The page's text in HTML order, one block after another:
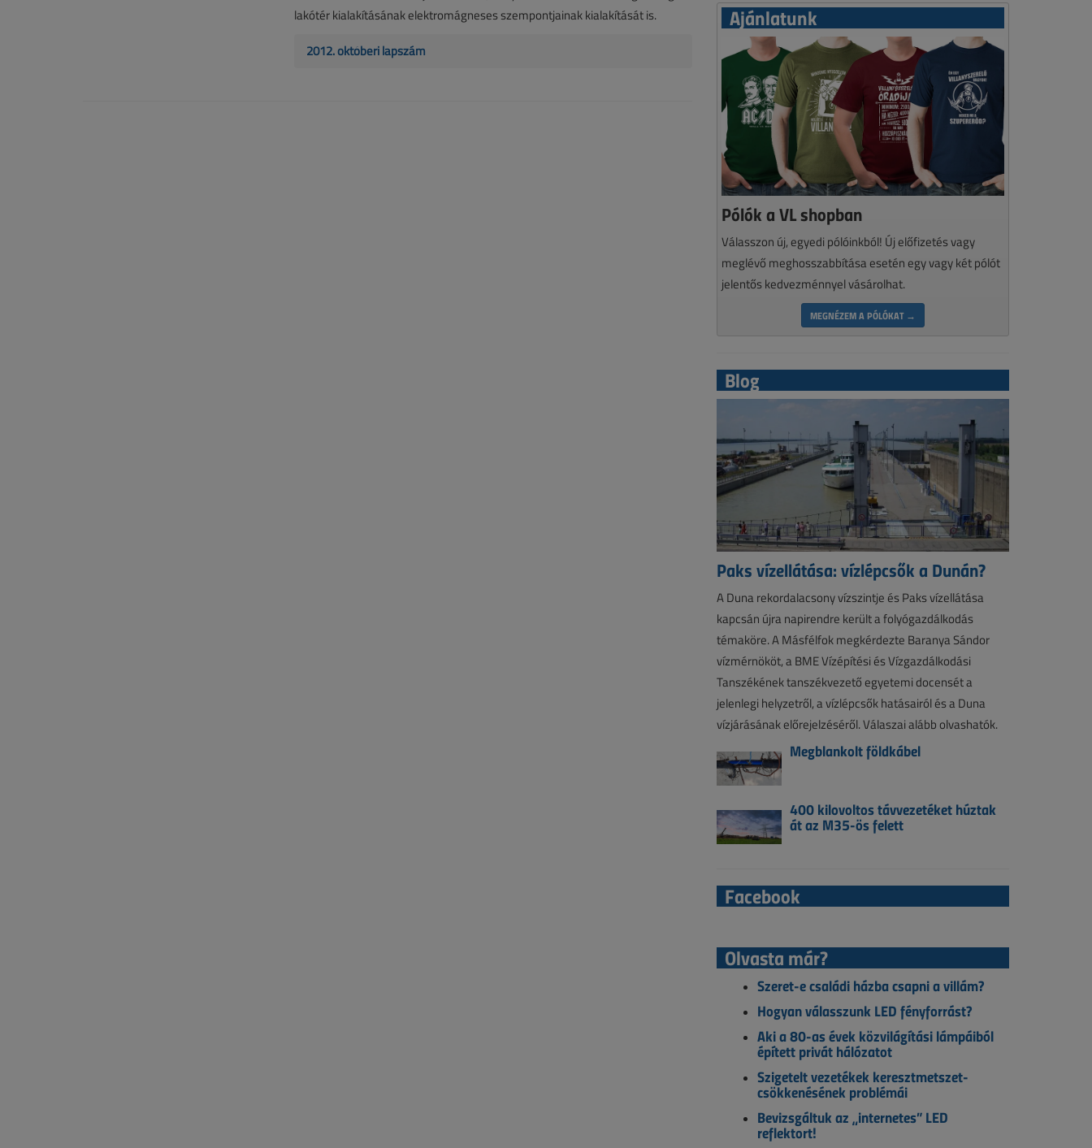
lakótér kialakításának elektromágneses szempontjainak kialakítását is.
2012. októberi lapszám
Ajánlatunk
Pólók a VL shopban
Válasszon új, egyedi pólóinkból! Új előfizetés vagy
meglévő meghosszabbítása esetén egy vagy két pólót
jelentős kedvezménnyel vásárolhat.
MEGNÉZEM A PÓLÓKAT →
Blog
Paks vízellátása: vízlépcsők a Dunán?
A Duna rekordalacsony vízszintje és Paks vízellátása
kapcsán újra napirendre került a folyógazdálkodás
témaköre. A Másfélfok megkérdezte Baranya Sándor
vízmérnököt, a BME Vízépítési és Vízgazdálkodási
Tanszékének tanszékvezető egyetemi docensét a
jelenlegi helyzetről, a vízlépcsők hatásairól és a Duna
vízjárásának előrejelzéséről. Válaszai alább olvashatók.
Megblankolt földkábel
400 kilovoltos távvezetéket húztak
át az M35-ös felett
Facebook
Olvasta már?
Szeret-e családi házba csapni a villám?
Hogyan válasszunk LED fényforrást?
Aki a 80-as évek közvilágítási lámpáiból
épített privát hálózatot
Szigetelt vezetékek keresztmetszet-
csökkenésének problémái
Bevizsgáltuk az „internetes” LED
reflektort!